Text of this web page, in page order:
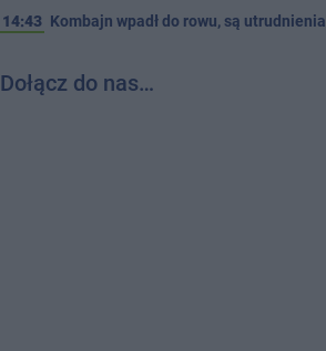
14:43 Kombajn wpadł do rowu, są utrudnienia
Dołącz do nas…